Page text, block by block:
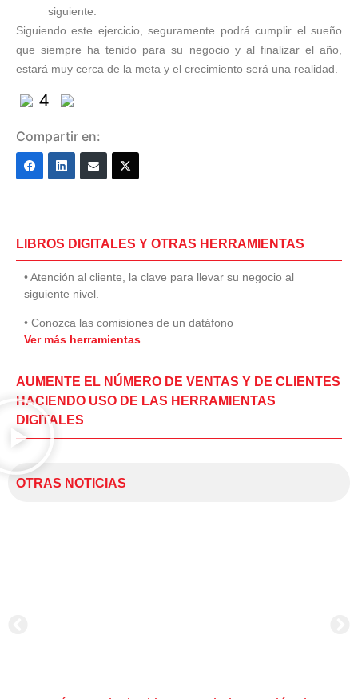
siguiente.
Siguiendo este ejercicio, seguramente podrá cumplir el sueño
que siempre ha tenido para su negocio y al finalizar el año,
estará muy cerca de la meta y el crecimiento será una realidad.
4
Compartir en:
LIBROS DIGITALES Y OTRAS HERRAMIENTAS
• Atención al cliente, la clave para llevar su negocio al
siguiente nivel.
• Conozca las comisiones de un datáfono
Ver más herramientas
AUMENTE EL NÚMERO DE VENTAS Y DE CLIENTES
HACIENDO USO DE LAS HERRAMIENTAS
DIGITALES
OTRAS NOTICIAS